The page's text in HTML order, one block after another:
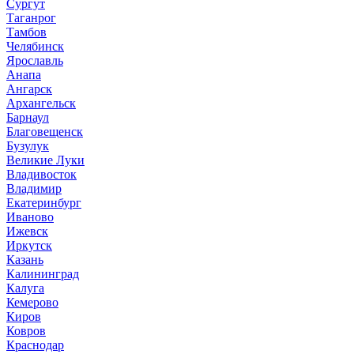
Сургут
Таганрог
Тамбов
Челябинск
Ярославль
Анапа
Ангарск
Архангельск
Барнаул
Благовещенск
Бузулук
Великие Луки
Владивосток
Владимир
Екатеринбург
Иваново
Ижевск
Иркутск
Казань
Калининград
Калуга
Кемерово
Киров
Ковров
Краснодар